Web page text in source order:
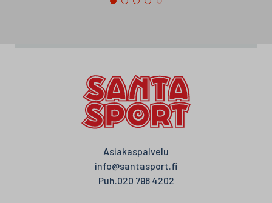
Asiakaspalvelu
info@santasport.fi
Puh.020 798 4202